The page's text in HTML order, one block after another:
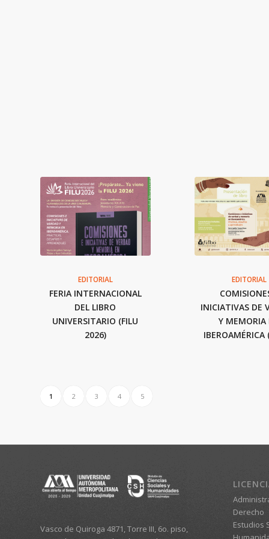
EDITORIAL
FERIA INTERNACIONAL
DEL LIBRO
UNIVERSITARIO (FILU
2026)
EDITORIAL
INICIATIVAS DE
Y MEMORIA
IBEROAMÉRICA
1 2 3 4 5
Vasco de Quiroga 4871, Torre III, 6o. piso,
Derecho
Estudios